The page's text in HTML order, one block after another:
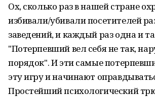
Ох, сколько раз в нашей стране
избивали/убивали посетителей
заведений, и каждый раз одна и
"Потерпевший вел себя не так,
порядок". И эти самые
эту игру и начинают
Простейший психологический